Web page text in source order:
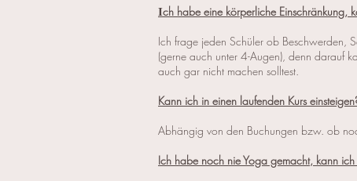
Ich habe eine körperliche Einschränkung,
Ich frage jeden Schüler ob Beschwerden,
(gerne auch unter 4-Augen), denn darauf
auch gar nicht machen solltest.
Kann ich in einen laufenden Kurs
Abhängig von den Buchungen bzw. ob
Ich habe noch nie Yoga gemacht, kann